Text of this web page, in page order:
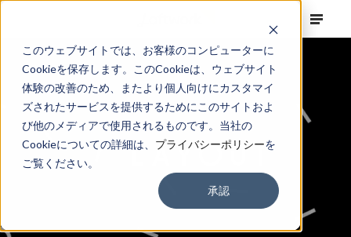
このウェブサイトでは、お客様のコンピューターに
Cookieを保存します。このCookieは、ウェブサイト
体験の改善のため、またより個人向けにカスタマイ
ズされたサービスを提供するためにこのサイトおよ
び他のメディアで使用されるものです。当社の
Cookieについての詳細は、 プライバシーポリシーを
ご覧ください。
承認